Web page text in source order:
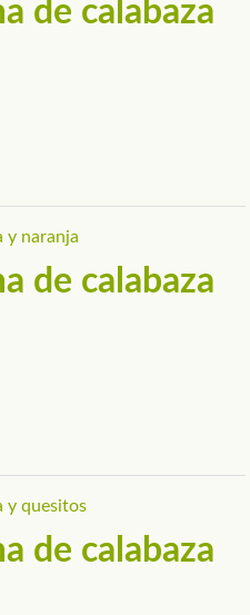
de calabaza
de calabaza
de calabaza